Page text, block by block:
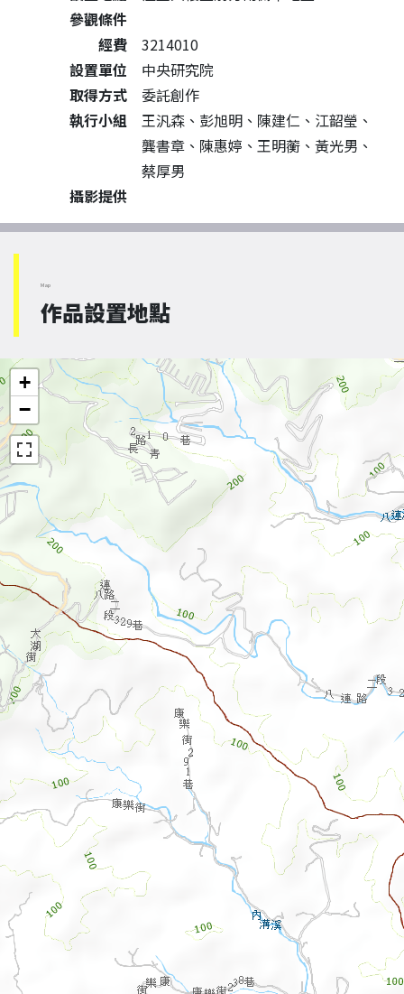
參觀條件
經費
3214010
設置單位
中央研究院
取得方式
委託創作
執行小組
王汎森、彭旭明、陳建仁、江韶瑩、
龔書章、陳惠婷、王明蘅、黃光男、
蔡厚男
攝影提供
Map
作品設置地點
+
−